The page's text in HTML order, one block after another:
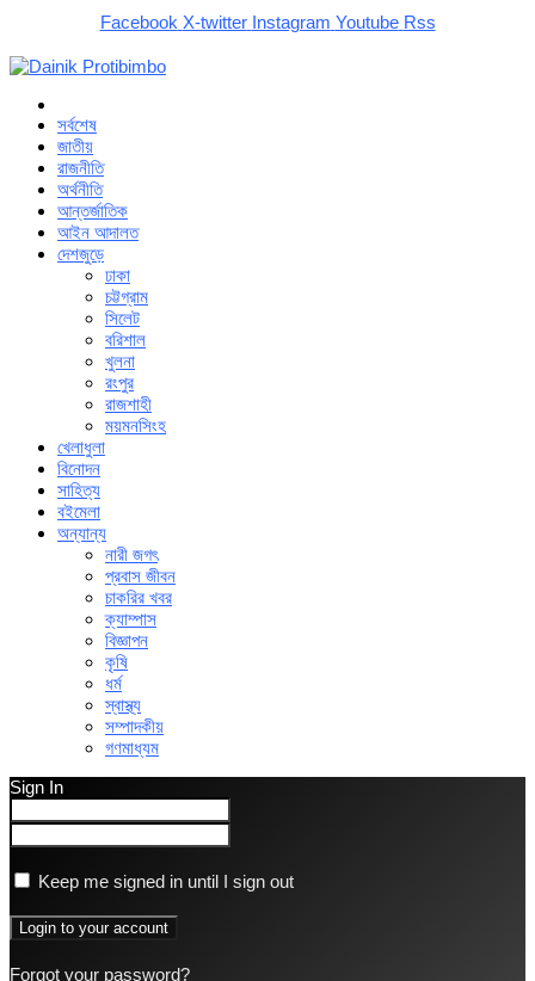
Facebook X-twitter Instagram Youtube Rss
সর্বশেষ
জাতীয়
রাজনীতি
অর্থনীতি
আন্তর্জাতিক
আইন আদালত
দেশজুড়ে
ঢাকা
চট্টগ্রাম
সিলেট
বরিশাল
খুলনা
রংপুর
রাজশাহী
ময়মনসিংহ
খেলাধুলা
বিনোদন
সাহিত্য
বইমেলা
অন্যান্য
নারী জগৎ
প্রবাস জীবন
চাকরির খবর
ক্যাম্পাস
বিজ্ঞাপন
কৃষি
ধর্ম
স্বাস্থ্য
সম্পাদকীয়
গণমাধ্যম
Sign In
Keep me signed in until I sign out
Forgot your password?